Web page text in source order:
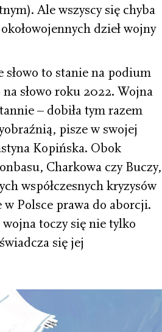
Ale wszyscy się chyba
dzieł wojny
słowo to stanie na podium
słowo roku 2022. Wojna
– dobiła tym razem
pisze w swojej
Kopińska. Obok
Charkowa czy Buczy,
współczesnych kryzysów
Polsce prawa do aborcji.
wojna toczy się nie tylko
się jej